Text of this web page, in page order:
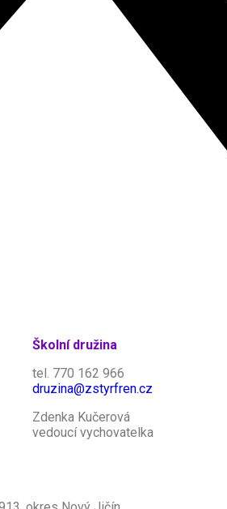
Školní družina
tel. 770 162 966
druzina@zstyrfren.cz
Zdenka Kučerová
vedoucí vychovatelka